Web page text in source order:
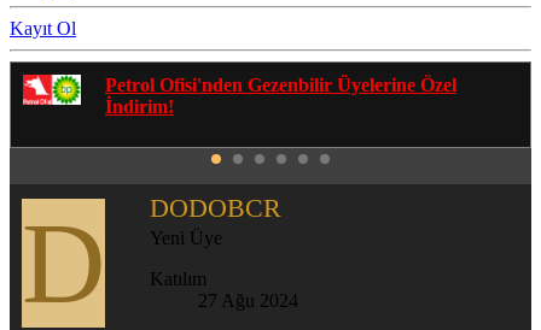
Kayıt Ol
Gezenbilir Whatsapp Grupları'na Katılmak İçin
Tıklayın
D DODOBCR
Yeni Üye
Katılım
27 Ağu 2024